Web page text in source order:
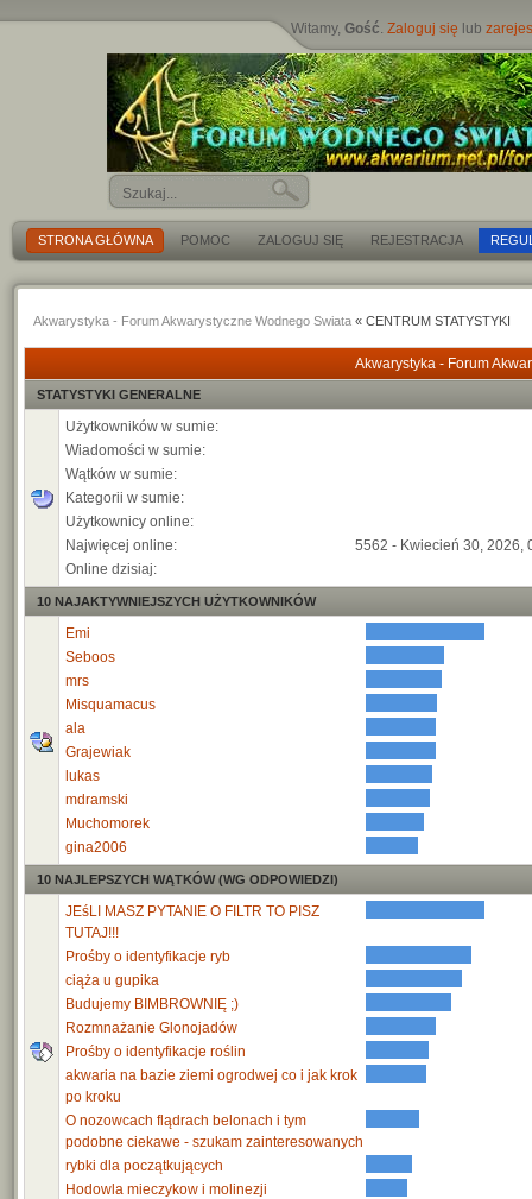
Witamy,Gość.Zaloguj się lub
STRONA GŁÓWNA POMOC ZALOGUJ SIĘ REJESTRACJA
Akwarystyka - Forum Akwarystyczne Wodnego Swiata « CENTRUM STATYSTYKI
Akwarystyka - Forum
STATYSTYKI GENERALNE
Użytkowników w sumie:
Wiadomości w sumie:
Wątków w sumie:
Kategorii w sumie:
Użytkownicy online:
Najwięcej online:
5562 - Kwiecień 30, 2026,
Online dzisiaj:
10 NAJAKTYWNIEJSZYCH UŻYTKOWNIKÓW
Emi
Seboos
mrs
Misquamacus
ala
Grajewiak
lukas
mdramski
Muchomorek
gina2006
10 NAJLEPSZYCH WĄTKÓW (WG ODPOWIEDZI)
JEśLI MASZ PYTANIE O FILTR TO PISZ
TUTAJ!!!
Prośby o identyfikacje ryb
ciąża u gupika
Budujemy BIMBROWNIĘ ;)
Rozmnażanie Glonojadów
Prośby o identyfikacje roślin
akwaria na bazie ziemi ogrodwej co i jak krok
po kroku
O nozowcach flądrach belonach i tym
podobne ciekawe - szukam zainteresowanych
rybki dla początkujących
Hodowla mieczykow i molinezji